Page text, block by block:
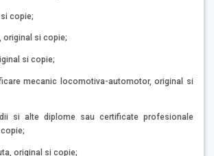
copie;
original si copie;
si copie;
mecanic locomotiva-automotor, original si
si alte diplome sau certificate profesionale
original si copie;